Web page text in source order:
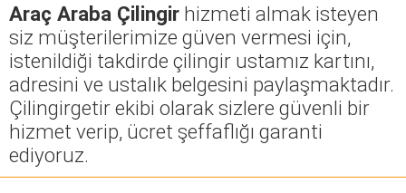
Araç Araba Çilingir hizmeti almak isteyen
siz müşterilerimize güven vermesi için,
istenildiği takdirde çilingir ustamız kartını,
adresini ve ustalık belgesini paylaşmaktadır.
Çilingirgetir ekibi olarak sizlere güvenli bir
hizmet verip, ücret şeffaflığı garanti
ediyoruz.